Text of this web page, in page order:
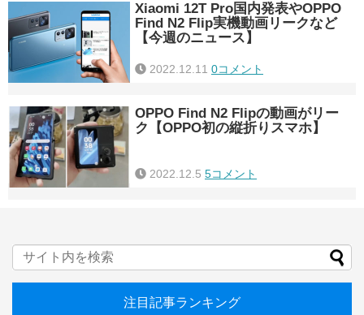
Xiaomi 12T Pro国内発表やOPPO
Find N2 Flip実機動画リークなど
【今週のニュース】
2022.12.11 0コメント
OPPO Find N2 Flipの動画がリー
ク【OPPO初の縦折りスマホ】
2022.12.5 5コメント
注目記事ランキング